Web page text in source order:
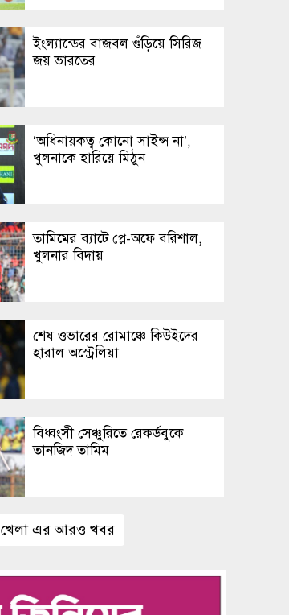
ইংল্যান্ডের বাজবল গুঁড়িয়ে সিরিজ
জয় ভারতের
‘অধিনায়কত্ব কোনো সাইন্স না’,
খুলনাকে হারিয়ে মিঠুন
তামিমের ব্যাটে প্লে-অফে বরিশাল,
খুলনার বিদায়
শেষ ওভারের রোমাঞ্চে কিউইদের
হারাল অস্ট্রেলিয়া
বিধ্বংসী সেঞ্চুরিতে রেকর্ডবুকে
তানজিদ তামিম
খেলা এর আরও খবর